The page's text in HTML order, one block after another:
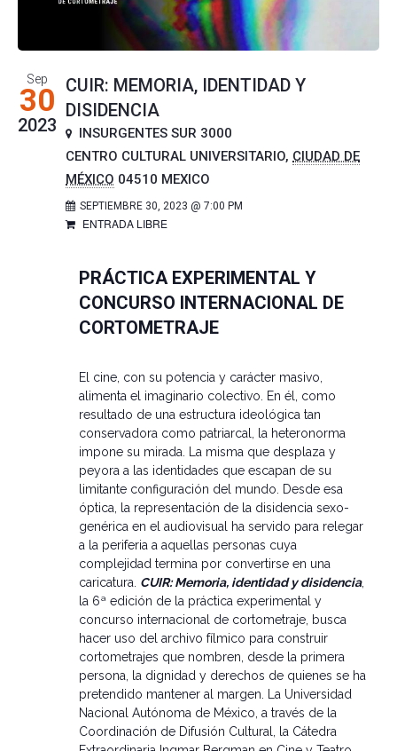
Sep
30
2023
CUIR: MEMORIA, IDENTIDAD Y
DISIDENCIA
INSURGENTES SUR 3000
CENTRO CULTURAL UNIVERSITARIO, CIUDAD DE
MÉXICO 04510 MEXICO
SEPTIEMBRE 30, 2023 @ 7:00 PM
ENTRADA LIBRE
PRÁCTICA EXPERIMENTAL Y
CONCURSO INTERNACIONAL DE
CORTOMETRAJE
El cine, con su potencia y carácter masivo,
alimenta el imaginario colectivo. En él, como
resultado de una estructura ideológica tan
conservadora como patriarcal, la heteronorma
impone su mirada. La misma que desplaza y
peyora a las identidades que escapan de su
limitante configuración del mundo. Desde esa
óptica, la representación de la disidencia sexo-
genérica en el audiovisual ha servido para relegar
a la periferia a aquellas personas cuya
complejidad termina por convertirse en una
caricatura. CUIR: Memoria, identidad y disidencia,
la 6ª edición de la práctica experimental y
concurso internacional de cortometraje, busca
hacer uso del archivo fílmico para construir
cortometrajes que nombren, desde la primera
persona, la dignidad y derechos de quienes se ha
pretendido mantener al margen. La Universidad
Nacional Autónoma de México, a través de la
Coordinación de Difusión Cultural, la Cátedra